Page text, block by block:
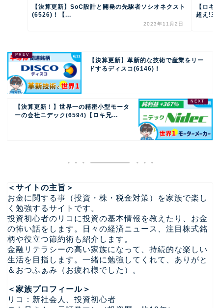
【決算更新】SoC設計と開発の先駆者ソシオネクスト
(6526)！【...
2023年11月2日
【ロキ
超え!三
【決算更新】革新的な技術で産業をリー
ドするディスコ(6146)！
【決算更新！】世界一の精密小型モータ
ーの会社ニデック(6594)【ロキ兄...
＜サイトの主旨＞
お金に関する事（投資・株・税金対策）を家族で楽し
く勉強するサイトです。
投資初心者のリコに投資の基本情報を教えたり、お金
の怖い話をします。日々の経済ニュース、注目株式銘
柄や役立つ節約術も紹介します。
金融リテラシーの高い家族になって、持続的な楽しい
生活を目指します。一緒に勉強してくれて、ありがと
＆おつふぁみ（お疲れ様でした）。
＜家族プロフィール＞
リコ：新社会人、投資初心者